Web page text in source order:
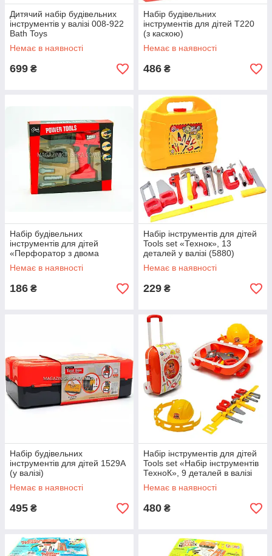
Дитячий набір будівельних
інструментів у валізі 008-922
Bath Toys
Немає в наявності
699 ₴
Набір будівельних
інструментів для дітей T220
(з каскою)
Немає в наявності
486 ₴
Набір будівельних
інструментів для дітей
«Перфоратор з двома
насадками»
Немає в наявності
186 ₴
Набір інструментів для дітей
Tools set «Технок», 13
деталей у валізі (5880)
Немає в наявності
229 ₴
Набір будівельних
інструментів для дітей 1529A
(у валізі)
Немає в наявності
495 ₴
Набір інструментів для дітей
Tools set «Набір інструментів
ТехноК», 9 деталей в валізі
(5866)
Немає в наявності
480 ₴